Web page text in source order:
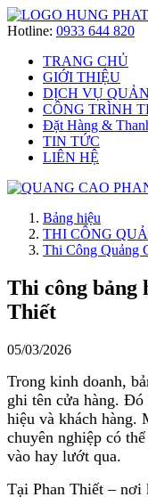
Hotline: 0933 644 820
TRANG CHỦ
GIỚI THIỆU
DỊCH VỤ
CÔNG TRÌNH
Đặt Hàng &
TIN TỨC
LIÊN HỆ
Bảng hiệu
THI CÔNG
Thi Công Quảng
Thi công bảng
Thiết
05/03/2026
Trong kinh doanh,
ghi tên cửa hàng.
hiệu và khách hàng.
chuyên nghiệp có
vào hay lướt qua.
Tại Phan Thiết – nơi